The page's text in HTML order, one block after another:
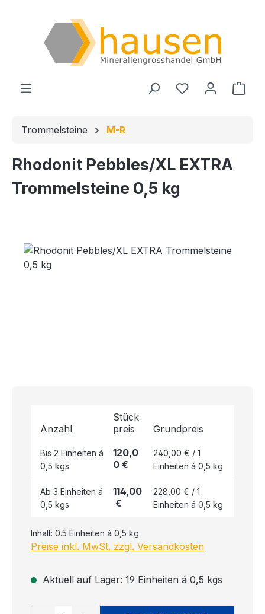
Du hast 0
Trommelsteine M-R
Rhodonit Pebbles/XL EXTRA
Trommelsteine 0,5 kg
Bildergalerie überspringen
Anzahl
Stück
preis
Grundpreis
Bis 2 Einheiten á
0,5 kgs
120,0
0 €
240,00 € / 1
Einheiten á 0,5 kg
Ab 3 Einheiten á
0,5 kgs
114,00
€
228,00 € / 1
Einheiten á 0,5 kg
Inhalt: 0.5 Einheiten á 0,5 kg
Preise inkl. MwSt. zzgl. Versandkosten
Aktuell auf Lager: 19 Einheiten á 0,5 kgs